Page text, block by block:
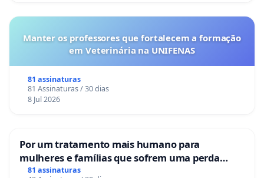
Manter os professores que fortalecem a formação
em Veterinária na UNIFENAS
81 assinaturas
81 Assinaturas / 30 dias
8 Jul 2026
Por um tratamento mais humano para
mulheres e famílias que sofrem uma perda
gestacional nos hospitais portugueses
81 assinaturas